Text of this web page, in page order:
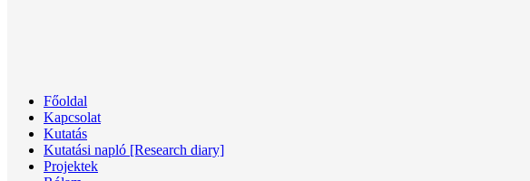
Főoldal
Kapcsolat
Kutatás
Kutatási napló [Research diary]
Projektek